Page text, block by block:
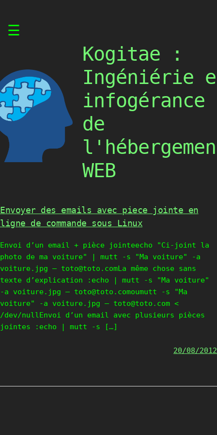
☰
Kogitae :
Ingéniérie
infogérance
de
WEB
Envoyer des emails avec piece jointe en
ligne de commande sous Linux
Envoi d’un email + pièce jointeecho "Ci-joint la
photo de ma voiture" | mutt -s "Ma voiture" -a
voiture.jpg — toto@toto.comLa même chose sans
texte d’explication :echo | mutt -s "Ma voiture"
-a voiture.jpg — toto@toto.comoumutt -s "Ma
voiture" -a voiture.jpg — toto@toto.com <
/dev/nullEnvoi d’un email avec plusieurs pièces
jointes :echo | mutt -s […]
20/08/2012